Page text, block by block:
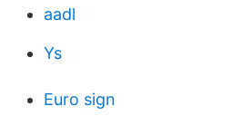
aadl
Ys
Euro sign